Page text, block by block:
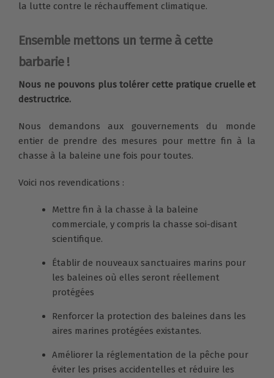
la lutte contre le réchauffement climatique.
Ensemble mettons un terme à cette
barbarie !
Nous ne pouvons plus tolérer cette pratique cruelle et
destructrice.
Nous demandons aux gouvernements du monde
entier de prendre des mesures pour mettre fin à la
chasse à la baleine une fois pour toutes.
Voici nos revendications :
Mettre fin à la chasse à la baleine
commerciale, y compris la chasse soi-disant
scientifique.
Établir de nouveaux sanctuaires marins pour
les baleines où elles seront réellement
protégées
Renforcer la protection des baleines dans les
aires marines protégées existantes.
Améliorer la réglementation de la pêche pour
éviter les prises accidentelles et réduire les